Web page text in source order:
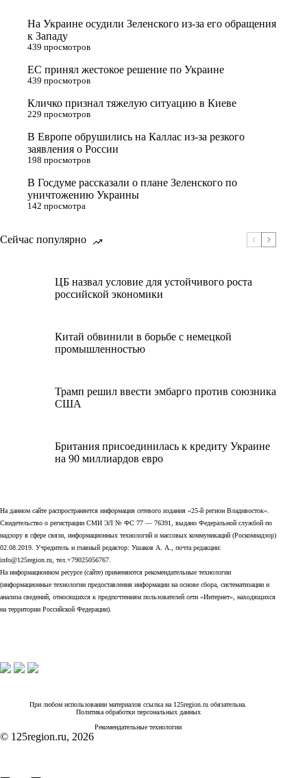
На Украине осудили Зеленского из-за его обращения
к Западу
439 просмотров
ЕС принял жестокое решение по Украине
439 просмотров
Кличко признал тяжелую ситуацию в Киеве
229 просмотров
В Европе обрушились на Каллас из-за резкого
заявления о России
198 просмотров
В Госдуме рассказали о плане Зеленского по
уничтожению Украины
142 просмотра
Сейчас популярно
ЦБ назвал условие для устойчивого роста
российской экономики
Китай обвинили в борьбе с немецкой
промышленностью
Трамп решил ввести эмбарго против союзника
США
Британия присоединилась к кредиту Украине
на 90 миллиардов евро
На данном сайте распространяется информация сетевого издания «25-й регион Владивосток».
Свидетельство о регистрации СМИ ЭЛ № ФС 77 — 76391, выдано Федеральной службой по
надзору в сфере связи, информационных технологий и массовых коммуникаций (Роскомнадзор)
02.08.2019. Учредитель и главный редактор: Ушаков А. А., почта редакции:
info@125region.ru, тел.+79025056767.
На информационном ресурсе (сайте) применяются рекомендательные технологии
(информационные технологии предоставления информации на основе сбора, систематизации и
анализа сведений, относящихся к предпочтениям пользователей сети «Интернет», находящихся
на территории Российской Федерации).
При любом использовании материалов ссылка на 125region.ru обязательна.
Политика обработки персональных данных
Рекомендательные технологии
© 125region.ru, 2026